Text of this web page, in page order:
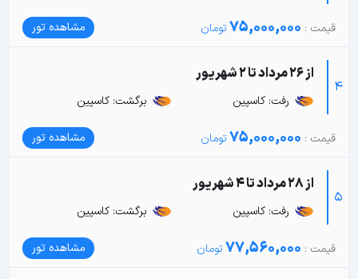
75,000,000 مشاهده تور
4
از 26 مرداد تا 2 شهریور
رفت: کاسپین برگشت: کاسپین
75,000,000 مشاهده تور
5
از 28 مرداد تا 4 شهریور
رفت: کاسپین برگشت: کاسپین
77,560,000 مشاهده تور